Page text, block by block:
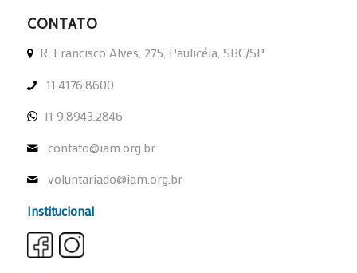
CONTATO
R. Francisco Alves, 275, Paulicéia, SBC/SP
11 4176.8600
11 9.8943.2846
contato@iam.org.br
voluntariado@iam.org.br
Institucional